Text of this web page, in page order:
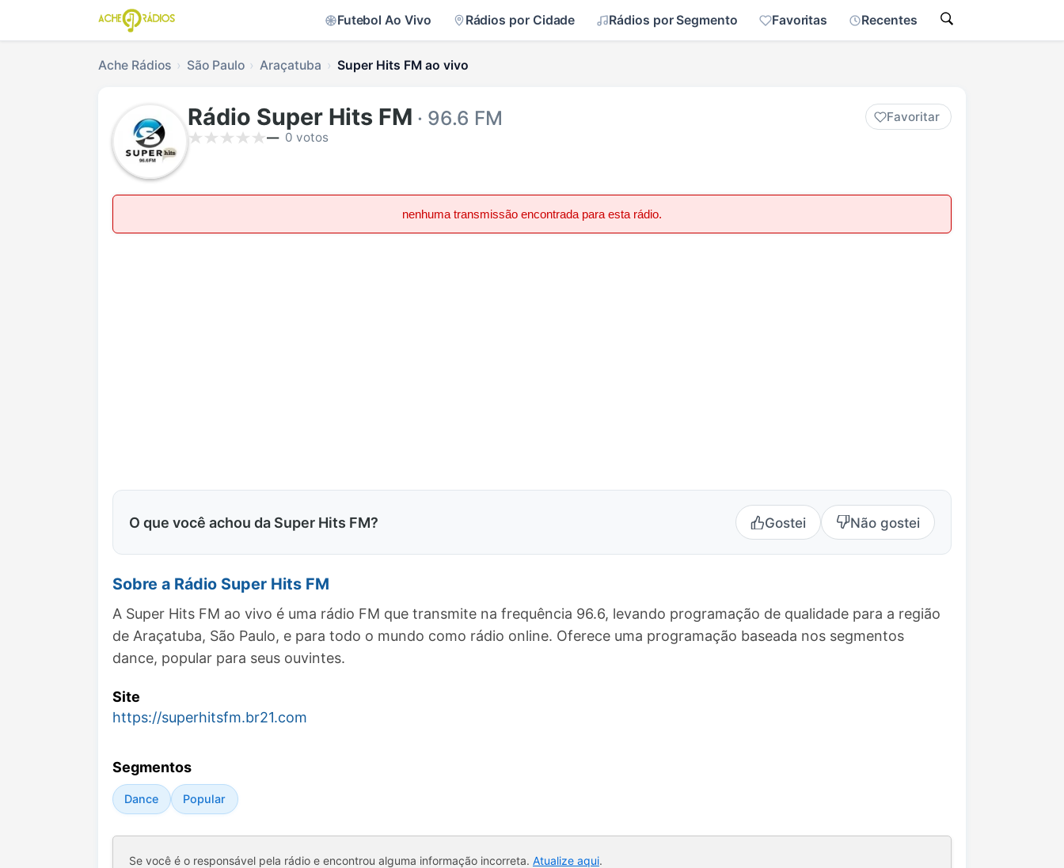
Futebol Ao Vivo Rádios por Cidade Rádios por Segmento Favoritas Recentes
Ache Rádios São Paulo Araçatuba Super Hits FM ao vivo
Rádio Super Hits FM · 96.6 FM
Favoritar
— 0 votos
nenhuma transmissão encontrada para esta rádio.
O que você achou da Super Hits FM? Gostei Não gostei
Sobre a Rádio Super Hits FM
A Super Hits FM ao vivo é uma rádio FM que transmite na frequência 96.6, levando programação de qualidade para a região
de Araçatuba, São Paulo, e para todo o mundo como rádio online. Oferece uma programação baseada nos segmentos
dance, popular para seus ouvintes.
Site
https://superhitsfm.br21.com
Segmentos
Dance Popular
Se você é o responsável pela rádio e encontrou alguma informação incorreta. Atualize aqui.